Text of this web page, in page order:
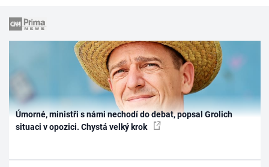
Úmorné, ministři s námi nechodí do debat, popsal Grolich
situaci v opozici. Chystá velký krok